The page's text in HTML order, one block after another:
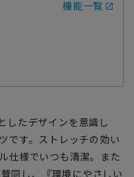
機能一覧
したデザインを意識し
です。ストレッチの効い
仕様でいつも清潔。また
同し、『環境にやさしい